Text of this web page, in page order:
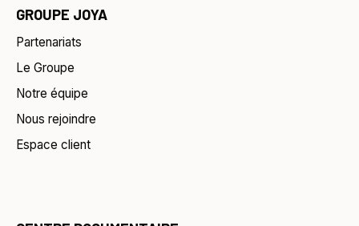
GROUPE JOYA
Partenariats
Le Groupe
Notre équipe
Nous rejoindre
Espace client